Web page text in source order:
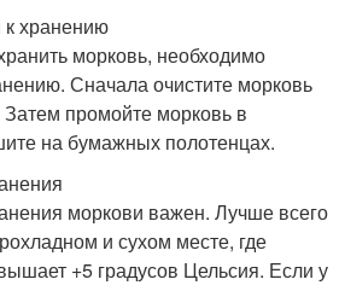
к хранению
морковь, необходимо
Сначала очистите морковь
Затем промойте морковь в
на бумажных полотенцах.
моркови важен. Лучше всего
и сухом месте, где
+5 градусов Цельсия. Если у